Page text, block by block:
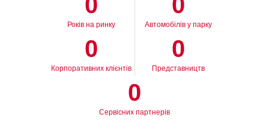
Років на ринку Автомобілів у парку
0
Корпоративних клієнтів
0
Представництв
0
Сервісних партнерів